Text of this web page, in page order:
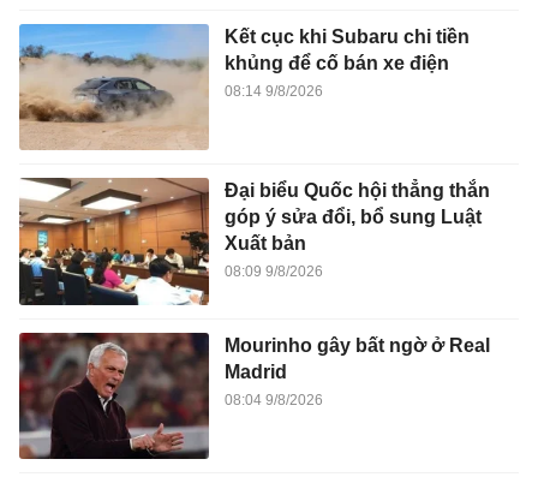
Kết cục khi Subaru chi tiền
khủng để cố bán xe điện
08:14 9/8/2026
Đại biểu Quốc hội thẳng thắn
góp ý sửa đổi, bổ sung Luật
Xuất bản
08:09 9/8/2026
Mourinho gây bất ngờ ở Real
Madrid
08:04 9/8/2026